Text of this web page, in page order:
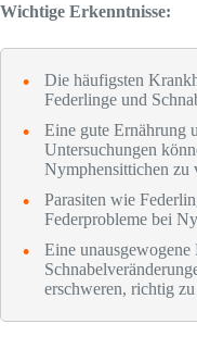
Wichtige Erkenntnisse:
Die häufigsten
Federlinge und
Eine gute Ernährung
Untersuchungen
Nymphensittichen zu
Parasiten wie
Federprobleme bei
Eine
erschweren, richtig